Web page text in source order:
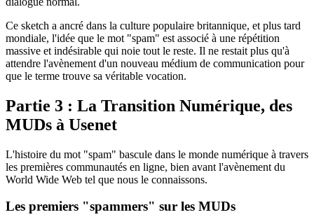
Ce sketch a ancré dans la culture populaire britannique, et plus tard
mondiale, l'idée que le mot "spam" est associé à une répétition
massive et indésirable qui noie tout le reste. Il ne restait plus qu'à
attendre l'avènement d'un nouveau médium de communication pour
que le terme trouve sa véritable vocation.
Partie 3 : La Transition Numérique, des
MUDs à Usenet
L'histoire du mot "spam" bascule dans le monde numérique à travers
les premières communautés en ligne, bien avant l'avènement du
World Wide Web tel que nous le connaissons.
Les premiers "spammers" sur les MUDs